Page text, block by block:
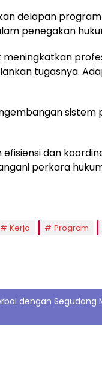
delapan
penegakan
tugasnya.
dan
perkara
Kerja Program
dengan